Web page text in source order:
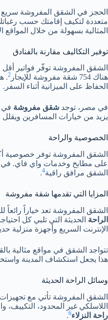
الحجز في الشقق المفروشة سريع
متعددة لتكيف إقامتك حسب
المثالية بسهولة من خلال المواقع
توفير التكاليف مقارنة بالفنادق
الشقق المفروشة توفّر فواتير أقل
هناك 754 شقة مفروشة للإيجار
2
.
الحفاظ على الميزانية أثناء السفر.
في مصر، توجد شقق مفروشة في
يزيد من خيارات المسافرين ويقلل
الخصوصية والراحة
الشقق المفروشة توفر خصوصية
على مطابخ وخدمات واي فاي. في
الشقق مرافق راقية4
.
المزايا التي تقدمها شقة مفروشة
الشقق المفروشة تعد خياراً رائعاً
الراحة الحديثة التي تلبي كل
الإنترنت السريع وأجهزة منزلية
تتواجد الشقق في مواقع مثالية
هذا يجعل استكشاف المدينة
وسائل الراحة الحديثة
الشقق المفروشة تأتي مع
اللاسلكي غير المحدود، التكييف،
راحة النزلاء6
.